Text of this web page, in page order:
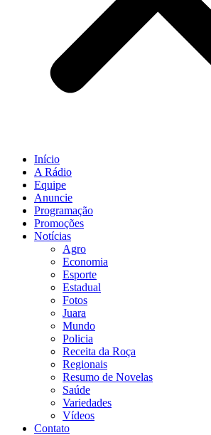
Início
A Rádio
Equipe
Anuncie
Programação
Promoções
Notícias
Agro
Economia
Esporte
Estadual
Fotos
Juara
Mundo
Policia
Receita da Roça
Regionais
Resumo de Novelas
Saúde
Variedades
Vídeos
Contato